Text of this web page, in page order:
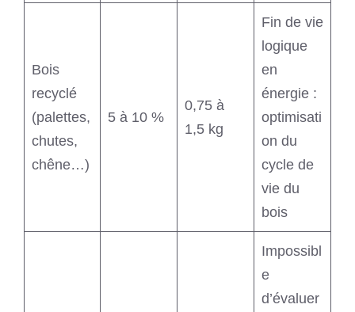
Bois
recyclé
(palettes,
chutes,
chêne…)
5 à 10 %
0,75 à
1,5 kg
Fin de vie
logique
en
énergie :
optimisati
on du
cycle de
vie du
bois
Impossibl
e
d’évaluer